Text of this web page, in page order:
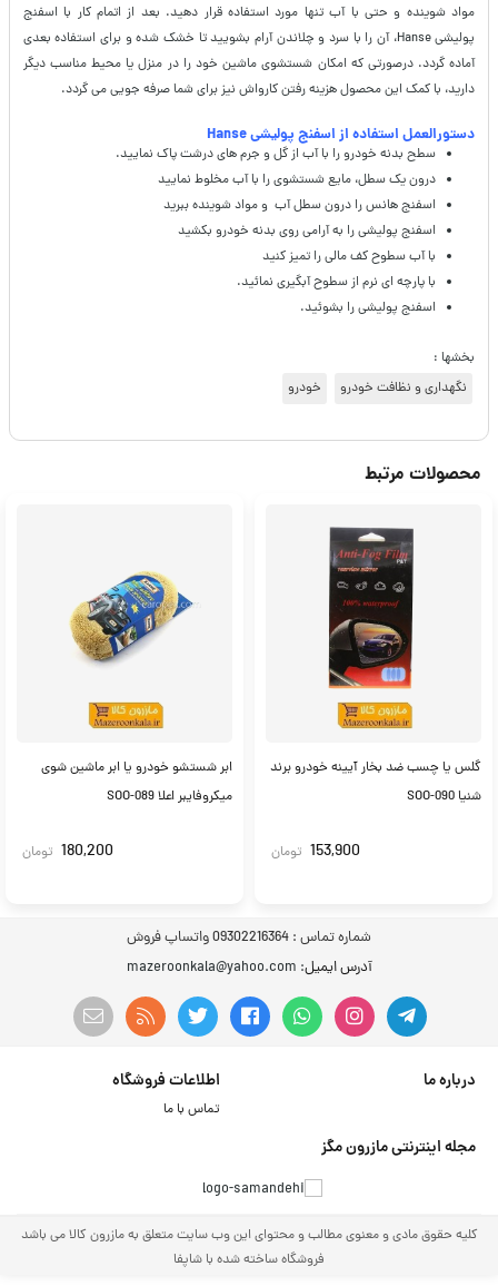
مواد شوینده و حتی با آب تنها مورد استفاده قرار دهید. بعد از اتمام کار با اسفنج
پولیشی Hanse، آن را با سرد و چلاندن آرام بشویید تا خشک شده و برای استفاده بعدی
آماده گردد. درصورتی که امکان شستشوی ماشین خود را در منزل یا محیط مناسب دیگر
دارید، با کمک این محصول هزینه رفتن کارواش نیز برای شما صرفه جویی می گردد.
دستورالعمل استفاده از اسفنج پولیشی Hanse
سطح بدنه خودرو را با آب از گل و جرم های درشت پاک نمایید.
درون یک سطل، مایع شستشوی را با آب مخلوط نمایید
اسفنج هانس را درون سطل آب و مواد شوینده ببرید
اسفنج پولیشی را به آرامی روی بدنه خودرو بکشید
با آب سطوح کف مالی را تمیز کنید
با پارچه ای نرم از سطوح آبگیری نمائید.
اسفنج پولیشی را بشوئید.
بخشها :
نگهداری و نظافت خودرو
خودرو
محصولات مرتبط
گلس یا چسب ضد بخار آیینه خودرو برند
شنیا SOO-090
153,900 تومان
ابر شستشو خودرو یا ابر ماشین شوی
میکروفایبر اعلا SOO-089
180,200 تومان
شماره تماس : 09302216364 واتساپ فروش
آدرس ایمیل: mazeroonkala@yahoo.com
درباره ما اطلاعات فروشگاه
تماس با ما
مجله اینترنتی مازرون مگز
کلیه حقوق مادی و معنوی مطالب و محتوای این وب سایت متعلق به مازرون کالا می باشد
فروشگاه ساخته شده با شاپفا